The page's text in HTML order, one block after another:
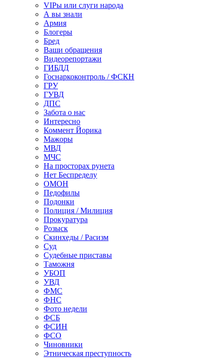
VIPы или слуги народа
А вы знали
Армия
Блогеры
Бред
Ваши обращения
Видеорепортажи
ГИБДД
Госнаркоконтроль / ФСКН
ГРУ
ГУВД
ДПС
Забота о нас
Интересно
Коммент Йорика
Мажоры
МВД
МЧС
На просторах рунета
Нет Беспределу
ОМОН
Педофилы
Подонки
Полиция / Милиция
Прокуратура
Розыск
Скинхеды / Расизм
Суд
Судебные приставы
Таможня
УБОП
УВД
ФМС
ФНС
Фото недели
ФСБ
ФСИН
ФСО
Чиновники
Этническая преступность